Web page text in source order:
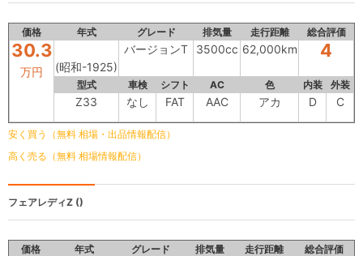
価格 年式 グレード 排気量 走行距離 総合評価
30.3
万円 (昭和-1925)
バージョンT 3500cc 62,000km 4
型式 車検 シフト AC 色 内装 外装
Z33 なし FAT AAC アカ D C
安く買う（無料 相場・出品情報配信）
高く売る（無料 相場情報配信）
フェアレディZ ()
価格 年式 グレード 排気量 走行距離 総合評価